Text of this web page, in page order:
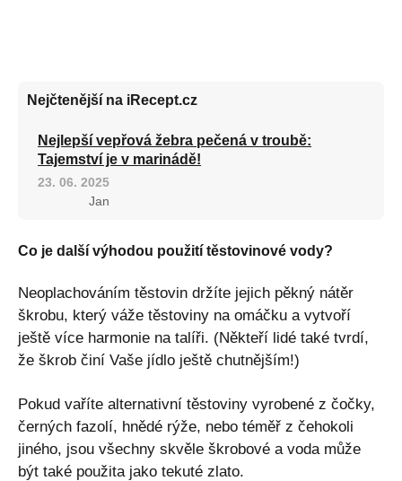
Nejčtenější na iRecept.cz
Nejlepší vepřová žebra pečená v troubě:
Tajemství je v marinádě!
23. 06. 2025
Jan
Co je další výhodou použití těstovinové vody?
Neoplachováním těstovin držíte jejich pěkný nátěr
škrobu, který váže těstoviny na omáčku a vytvoří
ještě více harmonie na talíři. (Někteří lidé také tvrdí,
že škrob činí Vaše jídlo ještě chutnějším!)
Pokud vaříte alternativní těstoviny vyrobené z čočky,
černých fazolí, hnědé rýže, nebo téměř z čehokoli
jiného, ​​jsou všechny skvěle škrobové a voda může
být také použita jako tekuté zlato.